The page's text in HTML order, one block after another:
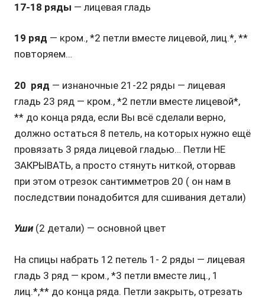
17-18 ряды — лицевая гладь
19 ряд — кром., *2 петли вместе лицевой, лиц.*, **
повторяем…
20 ряд — изнаночные 21-22 ряды — лицевая
гладь 23 ряд — кром., *2 петли вместе лицевой*,
** до конца ряда, если Вы всё сделали верно,
должно остаться 8 петель, на которых нужно ещё
провязать 3 ряда лицевой гладью… Петли НЕ
ЗАКРЫВАТЬ, а просто стянуть ниткой, оторвав
при этом отрезок сантимметров 20 ( он нам в
последствии понадобится для сшивания детали)
Уши (2 детали) — основной цвет
На спицы набрать 12 петель 1- 2 ряды — лицевая
гладь 3 ряд — кром., *3 петли вместе лиц., 1
лиц.*,** до конца ряда. Петли закрыть, отрезать